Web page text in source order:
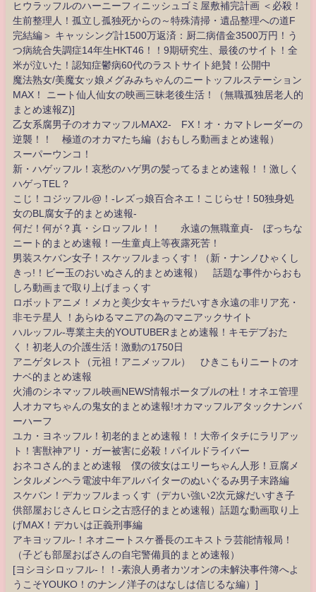
ヒウラッフルのハーニーフィニッシュゴミ屋敷補完計画 ＜必殺！
生前整理人！孤立し孤独死からの～特殊清掃・遺品整理への道F
完結編＞ キャッシング計1500万返済：厨二病借金3500万円！う
つ病統合失調症14年生HKT46！！9期研究生、最後のサイト！全
米が泣いた！認知症鬱病60代のラストサイト絶賛！公開中
魔法熟女/美魔女ッ娘メグみみちゃんのニートッフルステーション
MAX！ ニート仙人仙女の映画三昧老後生活！（無職孤独居老人的
まとめ速報Z)]
乙女系腐男子のオカマッフルMAX2- FX！オ・カマトレーダーの
逆襲！！ 極道のオカマたち編（おもしろ動画まとめ速報）
スーパーウンコ！
新・ハゲッフル！哀愁のハゲ男の髪ってるまとめ速報！！激しく
ハゲっTEL？
こじ！コジッフル@！-レズっ娘百合ネエ！こじらせ！50独身処
女のBL腐女子的まとめ速報-
何だ！何が？真・シロッフル！！ 永遠の無職童貞- ぼっちな
ニート的まとめ速報！一生童貞上等夜露死苦！
男装スケバン女子！スケッフルまっくす！（新・ナンノひゃくし
きっ!！ビー玉のおいぬさん的まとめ速報） 話題な事件からおも
しろ動画まで取り上げまっくす
ロボットアニメ！メカと美少女キャラだいすき永遠の非リア充・
非モテ星人 ！あらゆるマニアの為のマニアックサイト
ハルッフル-専業主夫的YOUTUBERまとめ速報！キモデブおた
く！初老人の介護生活！激動の1750日
アニゲタレスト（元祖！アニメッフル） ひきこもりニートのオ
ナベ的まとめ速報
火浦のシネマッフル映画NEWS情報ポータブルの杜！オネエ管理
人オカマちゃんの鬼女的まとめ速報!オカマッフルアタックナンバ
ーハーフ
ユカ・ヨネッフル！初老的まとめ速報！！大帝イタチにラリアッ
ト！害獣神アリ・ガー被害に必殺！パイルドライバー
おネコさん的まとめ速報 僕の彼女はエリーちゃん人形！豆腐メ
ンタルメンヘラ電波中年アルバイターのぬいぐるみ男子末路編
スケバン！デカッフルまっくす（デカい強い2次元嫁だいすき子
供部屋おじさんヒロシ之古惑仔的まとめ速報）話題な動画取り上
げMAX！デカいは正義刑事編
アキヨッフル-！ネオニートスケ番長のエキストラ芸能情報局！
（子ども部屋おばさんの自宅警備員的まとめ速報）
[ヨシヨシロッフル-！！-素浪人勇者カツオンの未解決事件簿へよ
うこそYOUKO！のナンノ洋子のはなしは信じるな編）]